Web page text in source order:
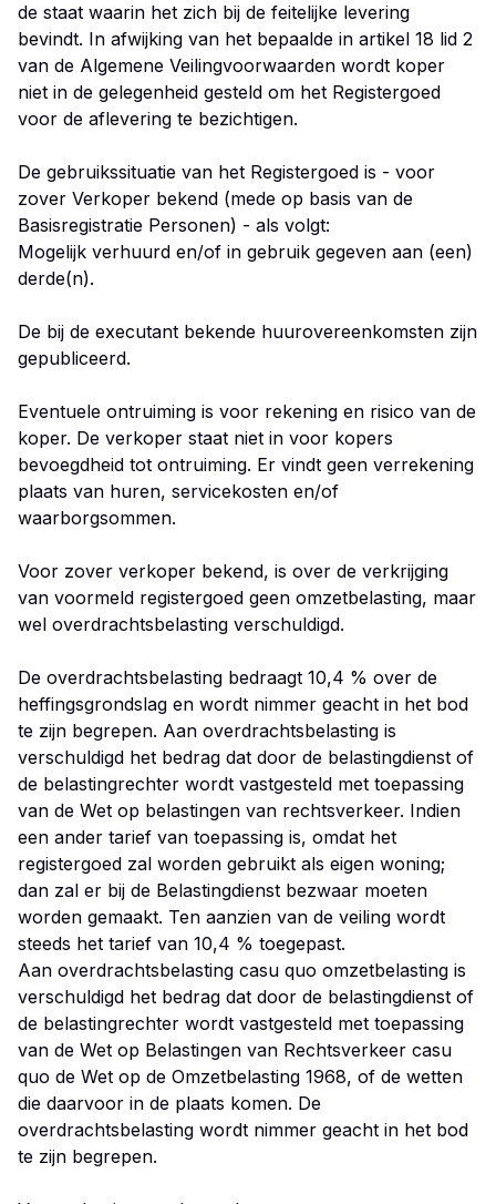
de staat waarin het zich bij de feitelijke levering
bevindt. In afwijking van het bepaalde in artikel 18 lid 2
van de Algemene Veilingvoorwaarden wordt koper
niet in de gelegenheid gesteld om het Registergoed
voor de aflevering te bezichtigen.
De gebruikssituatie van het Registergoed is - voor
zover Verkoper bekend (mede op basis van de
Basisregistratie Personen) - als volgt:
Mogelijk verhuurd en/of in gebruik gegeven aan (een)
derde(n).
De bij de executant bekende huurovereenkomsten zijn
gepubliceerd.
Eventuele ontruiming is voor rekening en risico van de
koper. De verkoper staat niet in voor kopers
bevoegdheid tot ontruiming. Er vindt geen verrekening
plaats van huren, servicekosten en/of
waarborgsommen.
Voor zover verkoper bekend, is over de verkrijging
van voormeld registergoed geen omzetbelasting, maar
wel overdrachtsbelasting verschuldigd.
De overdrachtsbelasting bedraagt 10,4 % over de
heffingsgrondslag en wordt nimmer geacht in het bod
te zijn begrepen. Aan overdrachtsbelasting is
verschuldigd het bedrag dat door de belastingdienst of
de belastingrechter wordt vastgesteld met toepassing
van de Wet op belastingen van rechtsverkeer. Indien
een ander tarief van toepassing is, omdat het
registergoed zal worden gebruikt als eigen woning;
dan zal er bij de Belastingdienst bezwaar moeten
worden gemaakt. Ten aanzien van de veiling wordt
steeds het tarief van 10,4 % toegepast.
Aan overdrachtsbelasting casu quo omzetbelasting is
verschuldigd het bedrag dat door de belastingdienst of
de belastingrechter wordt vastgesteld met toepassing
van de Wet op Belastingen van Rechtsverkeer casu
quo de Wet op de Omzetbelasting 1968, of de wetten
die daarvoor in de plaats komen. De
overdrachtsbelasting wordt nimmer geacht in het bod
te zijn begrepen.